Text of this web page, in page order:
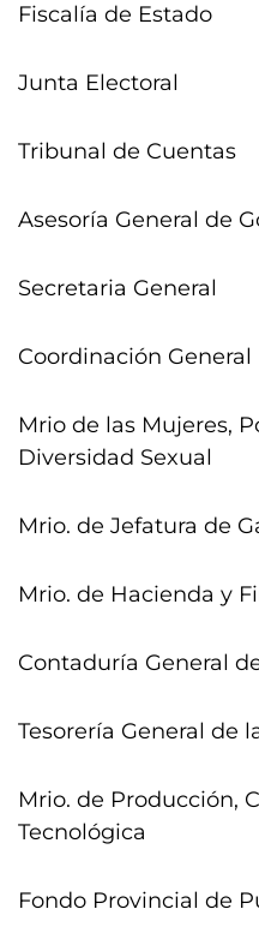
Fiscalía de Estado
Junta Electoral
Tribunal de Cuentas
Asesoría General de
Secretaria General
Coordinación
Mrio de las Mujeres,
Diversidad Sexual
Mrio. de Jefatura de
Mrio. de Hacienda y
Contaduría General
Tesorería General de
Mrio. de Producción,
Tecnológica
Fondo Provincial de